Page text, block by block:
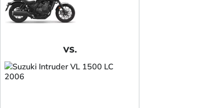
VS.